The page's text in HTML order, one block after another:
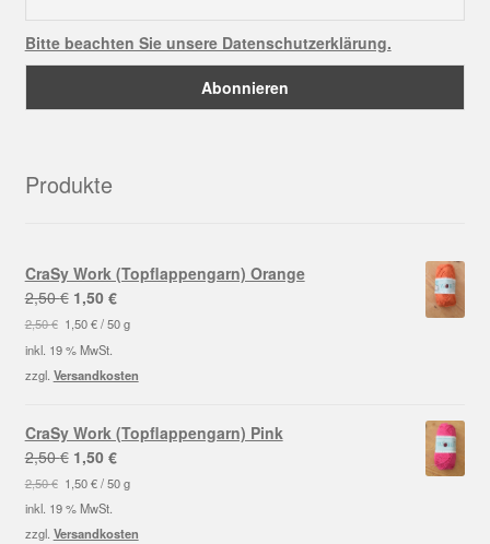
Bitte beachten Sie unsere Datenschutzerklärung.
Produkte
CraSy Work (Topflappengarn) Orange
2,50€ Ursprünglicher
Preis
war:
2,50 €
1,50 €Aktueller
Preis
1,50 €.
2,50€ 1,50€/50 g
inkl. 19 % MwSt.
zzgl. Versandkosten
CraSy Work (Topflappengarn) Pink
2,50€ Ursprünglicher
Preis
war:
2,50 €
1,50 €Aktueller
Preis
1,50 €.
2,50€ 1,50€/50 g
inkl. 19 % MwSt.
zzgl. Versandkosten